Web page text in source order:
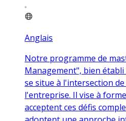
Anglais
Notre programme de
Management", bien
se situe à l'intersection
l'entreprise. Il vise à
acceptent ces défis